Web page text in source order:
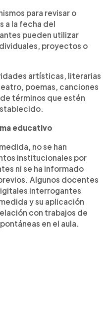
para revisar o
a la fecha del
pueden utilizar
proyectos o
artísticas, literarias
poemas, canciones
términos que estén
educativo
no se han
institucionales por
ni se ha informado
Algunos docentes
interrogantes
y su aplicación
con trabajos de
en el aula.